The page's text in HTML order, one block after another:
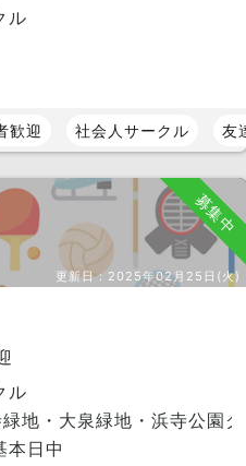
ル
歓迎 社会人サークル 友
募集中
更新日： 2025年02月25日(火)
ル
地・大泉緑地・浜寺公園グ
日中